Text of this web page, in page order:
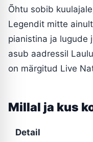
Õhtu sobib
Legendit mitte
pianistina ja lugude
asub aadressil
on märgitud Live
Millal ja kus
Detail